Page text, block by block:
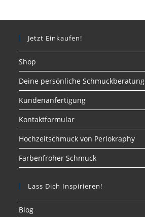
Jetzt Einkaufen!
Shop
Deine persönliche Schmuckberatung
Kundenanfertigung
Kontaktformular
Hochzeitschmuck von Perlokraphy
Farbenfroher Schmuck
Lass Dich Inspirieren!
Blog